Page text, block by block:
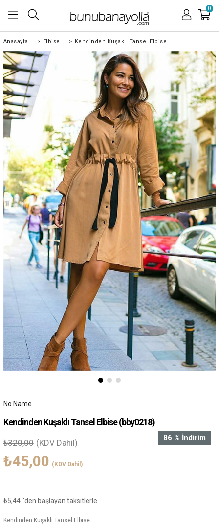
0
Anasayfa > Elbise > Kendinden Kuşaklı Tansel Elbise
No Name
Kendinden Kuşaklı Tansel Elbise(bby0218)
%
86 İndirim
₺320,00 (KDV Dahil)
₺45,00 (KDV Dahil)
₺5,44 'den başlayan taksitlerle
Kendinden Kuşaklı Tansel Elbise